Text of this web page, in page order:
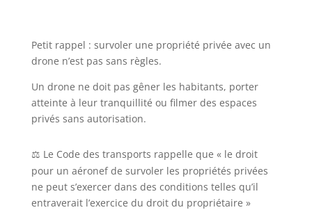
Petit rappel : survoler une propriété privée avec un
drone n’est pas sans règles.
Un drone ne doit pas gêner les habitants, porter
atteinte à leur tranquillité ou filmer des espaces
privés sans autorisation.
⚖️ Le Code des transports rappelle que « le droit
pour un aéronef de survoler les propriétés privées
ne peut s’exercer dans des conditions telles qu’il
entraverait l’exercice du droit du propriétaire »